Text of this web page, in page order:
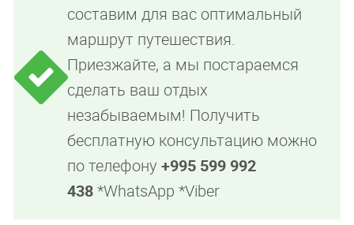
составим для вас оптимальный
маршрут путешествия.
Приезжайте, а мы постараемся
сделать ваш отдых
незабываемым! Получить
бесплатную консультацию можно
по телефону +995 599 992
438*WhatsApp *Viber